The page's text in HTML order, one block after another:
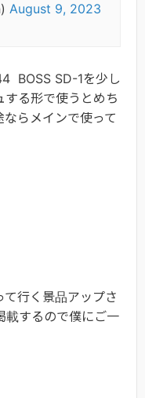
August 9, 2023
BOSS SD-1を少し
る形で使うとめち
らメインで使って
て行く景品アップさ
載するので僕にご一